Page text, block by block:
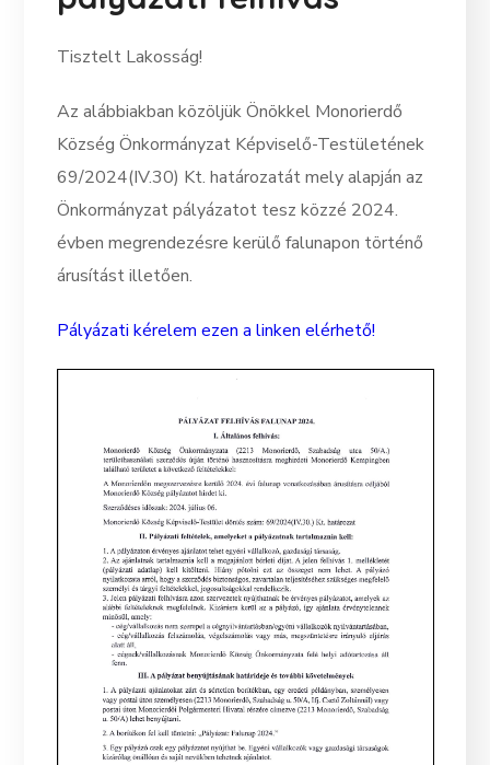
Tisztelt Lakosság!
Az alábbiakban közöljük Önökkel Monorierdő
Község Önkormányzat Képviselő-Testületének
69/2024(IV.30) Kt. határozatát mely alapján az
Önkormányzat pályázatot tesz közzé 2024.
évben megrendezésre kerülő falunapon történő
árusítást illetően.
Pályázati kérelem ezen a linken elérhető!